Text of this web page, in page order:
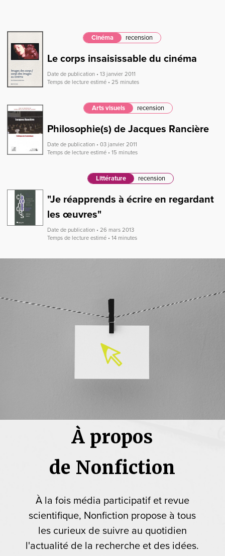
Cinéma recension
Le corps insaisissable du cinéma
Date de publication • 13 janvier 2011
Temps de lecture estimé • 25 minutes
Arts visuels recension
Philosophie(s) de Jacques Rancière
Date de publication • 03 janvier 2011
Temps de lecture estimé • 15 minutes
Littérature recension
"Je réapprends à écrire en regardant
les œuvres"
Date de publication • 26 mars 2013
Temps de lecture estimé • 14 minutes
À propos
de Nonfiction
À la fois média participatif et revue
scientifique, Nonfiction propose à tous
les curieux de suivre au quotidien
l'actualité de la recherche et des idées.